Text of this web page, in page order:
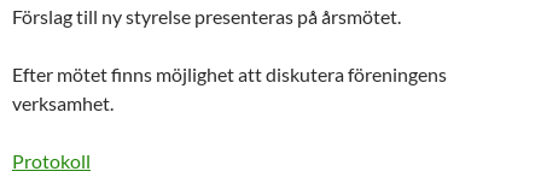
Förslag till ny styrelse presenteras på årsmötet.
Efter mötet finns möjlighet att diskutera föreningens
verksamhet.
Protokoll